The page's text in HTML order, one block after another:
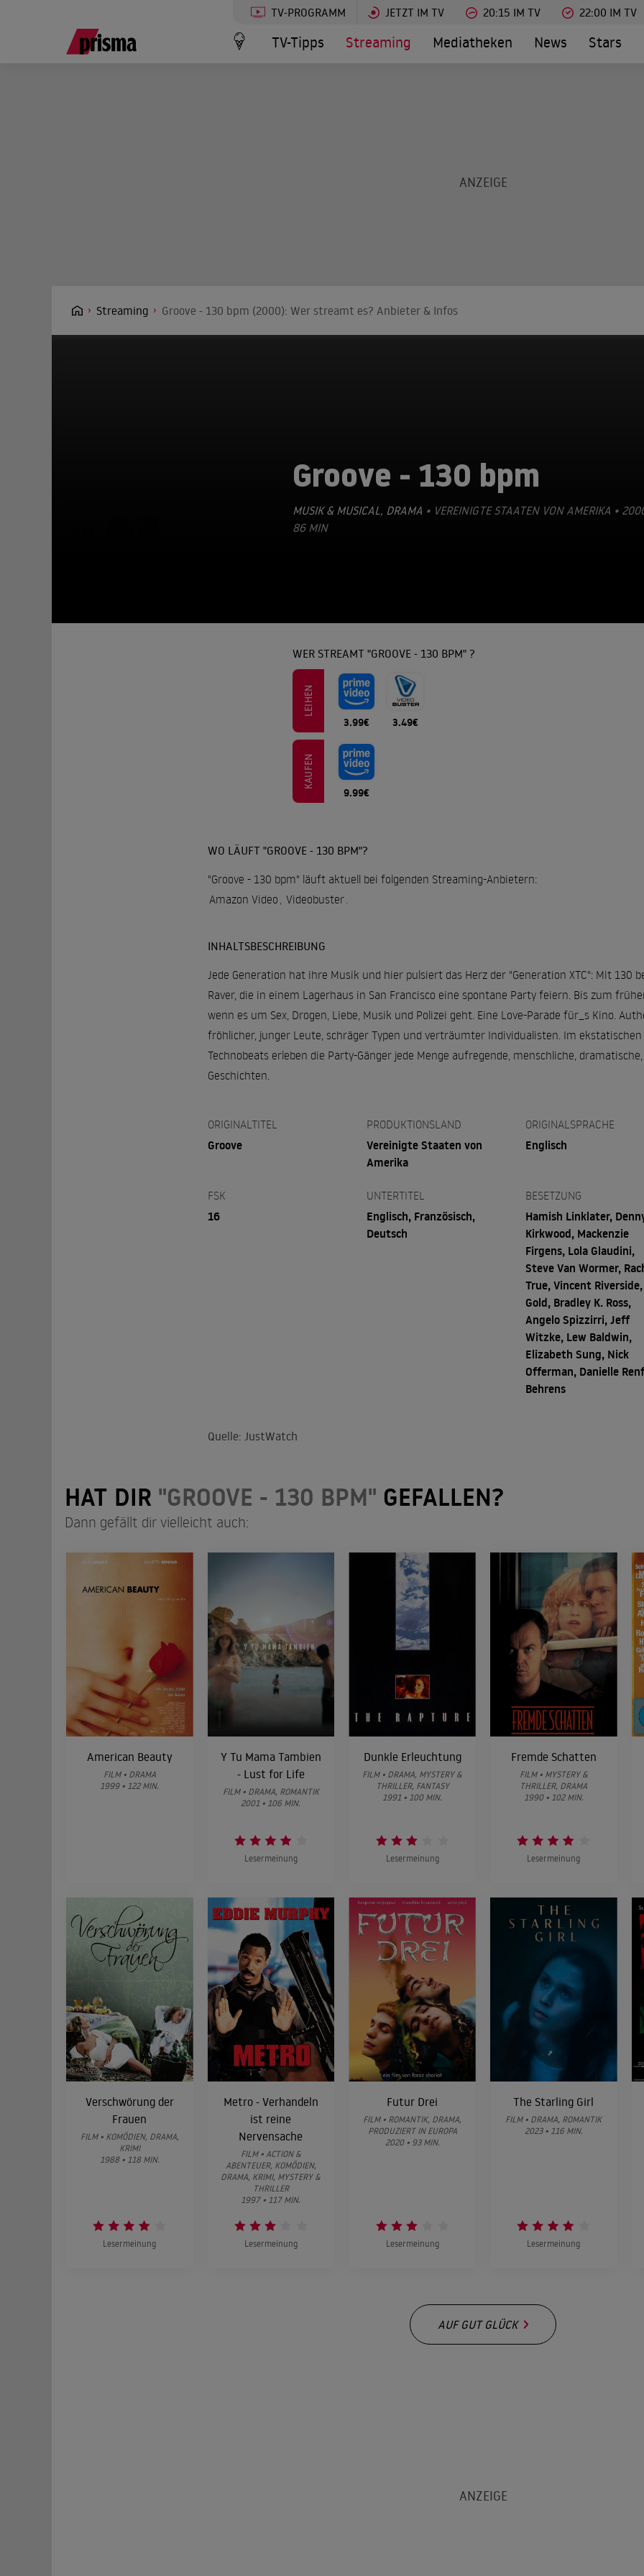
TV-PROGRAMM JETZT IM TV 20:15 IM TV 22:00 IM TV
TV-Tipps Streaming Mediatheken News Stars
Streaming Groove - 130 bpm (2000): Wer streamt es? Anbieter & Infos
Groove - 130 bpm
MUSIK & MUSICAL, DRAMA • VEREINIGTE STAATEN VON AMERIKA •
86 MIN
WER STREAMT "GROOVE - 130 BPM" ?
LEIHEN
3.99€ 3.49€
KAUFEN
9.99€
WO LÄUFT "GROOVE - 130 BPM"?
"Groove - 130 bpm" läuft aktuell bei folgenden Streaming-Anbietern:
Amazon Video , Videobuster.
INHALTSBESCHREIBUNG
Jede Generation hat ihre Musik und hier pulsiert das Herz der "Generation XTC": Mit 130
Raver, die in einem Lagerhaus in San Francisco eine spontane Party feiern. Bis zum
wenn es um Sex, Drogen, Liebe, Musik und Polizei geht. Eine Love-Parade für_s Kino.
fröhlicher, junger Leute, schräger Typen und verträumter Individualisten. Im
Technobeats erleben die Party-Gänger jede Menge aufregende, menschliche,
Geschichten.
ORIGINALTITEL
Groove
PRODUKTIONSLAND
Vereinigte Staaten von
Amerika
ORIGINALSPRACHE
Englisch
FSK
16
UNTERTITEL
Englisch, Französisch,
Deutsch
BESETZUNG
Hamish Linklater,
Kirkwood, Mackenzie
Firgens, Lola Glaudini,
Steve Van Wormer,
True, Vincent
Gold, Bradley K. Ross,
Angelo Spizzirri, Jeff
Witzke, Lew Baldwin,
Elizabeth Sung, Nick
Offerman, Danielle
Behrens
Quelle: JustWatch
HAT DIR "GROOVE - 130 BPM" GEFALLEN?
Dann gefällt dir vielleicht auch:
American Beauty
FILM • DRAMA
1999 • 122 MIN.
Y Tu Mama Tambien
- Lust for Life
FILM • DRAMA, ROMANTIK
2001 • 106 MIN.
Lesermeinung
Dunkle Erleuchtung
FILM • DRAMA, MYSTERY &
THRILLER, FANTASY
1991 • 100 MIN.
Lesermeinung
Fremde Schatten
FILM • MYSTERY &
THRILLER, DRAMA
1990 • 102 MIN.
Lesermeinung
Verschwörung der
Frauen
FILM • KOMÖDIEN, DRAMA,
KRIMI
1988 • 118 MIN.
Lesermeinung
Metro - Verhandeln
ist reine
Nervensache
FILM • ACTION &
ABENTEUER, KOMÖDIEN,
DRAMA, KRIMI, MYSTERY &
THRILLER
1997 • 117 MIN.
Lesermeinung
Futur Drei
FILM • ROMANTIK, DRAMA,
PRODUZIERT IN EUROPA
2020 • 93 MIN.
Lesermeinung
The Starling Girl
FILM • DRAMA, ROMANTIK
2023 • 116 MIN.
Lesermeinung
AUF GUT GLÜCK